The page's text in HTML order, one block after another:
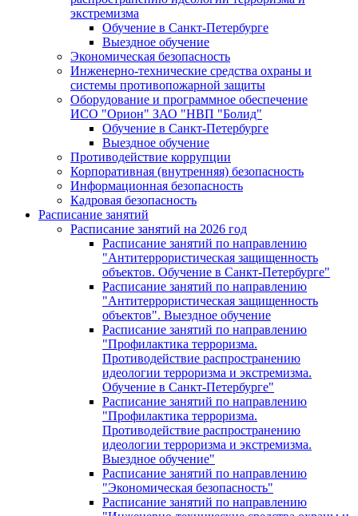
экстремизма
Обучение в Санкт-Петербурге
Выездное обучение
Экономическая безопасность
Инженерно-технические средства охраны и
системы противопожарной защиты
Оборудование и программное обеспечение
ИСО "Орион" ЗАО "НВП "Болид"
Обучение в Санкт-Петербурге
Выездное обучение
Противодействие коррупции
Корпоративная (внутренняя) безопасность
Информационная безопасность
Кадровая безопасность
Расписание занятий
Расписание занятий на 2026 год
Расписание занятий по направлению
"Антитеррористическая защищенность
объектов. Обучение в Санкт-Петербурге"
Расписание занятий по направлению
"Антитеррористическая защищенность
объектов". Выездное обучение
Расписание занятий по направлению
"Профилактика терроризма.
Противодействие распространению
идеологии терроризма и экстремизма.
Обучение в Санкт-Петербурге"
Расписание занятий по направлению
"Профилактика терроризма.
Противодействие распространению
идеологии терроризма и экстремизма.
Выездное обучение"
Расписание занятий по направлению
"Экономическая безопасность"
Расписание занятий по направлению